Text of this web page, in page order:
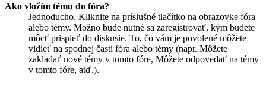
Ako vložím tému do fóra?
Jednoducho. Kliknite na príslušné tlačítko na obrazovke fóra
alebo témy. Možno bude nutné sa zaregistrovať, kým budete
môcť prispieť do diskusie. To, čo vám je povolené môžete
vidieť na spodnej časti fóra alebo témy (napr. Môžete
zakladať nové témy v tomto fóre, Môžete odpovedať na témy
v tomto fóre, atď.).